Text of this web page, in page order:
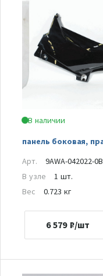
В наличии
панель боковая,
Арт.
9AWA-042022-
В узле
1 шт.
Вес
0.723 кг
6 579 ₽/шт